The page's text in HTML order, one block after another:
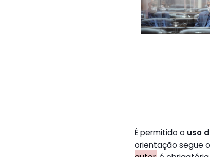
É permitido o uso
orientação segue